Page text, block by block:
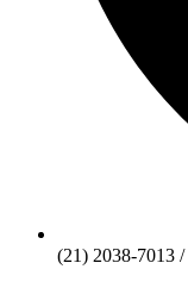
(21) 2038-7013